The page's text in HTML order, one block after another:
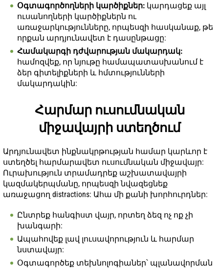
Օգտագործողների կարծիքներ: կարդացեք այլ
ուսանողների կարծիքներն ու
առաջարկությունները, որպեսզի հասկանաք, թե
որքան արդյունավետ է դասընթացը:
Համակարգի դժվարության մակարդակ:
համոզվեք, որ նյութը համապատասխանում է
ձեր գիտելիքների և հմտությունների
մակարդակին:
Հարմար ուսումնական
միջավայրի ստեղծում
Արդյունավետ ինքնակրթության համար կարևոր է
ստեղծել հարմարավետ ուսումնական միջավայր:
Ուրախություն տրամադրեք աշխատավայրի
կազմակերպմանը, որպեսզի նվազեցնեք
առաջացող distractions: Ահա մի քանի խորհուրդներ:
Ընտրեք հանգիստ վայր, որտեղ ձեզ ոչ ոք չի
խանգարի:
Ապահովեք լավ լուսավորություն և հարմար
նստավայր:
Օգտագործեք տեխնոլոգիաներ՝ պլանավորման